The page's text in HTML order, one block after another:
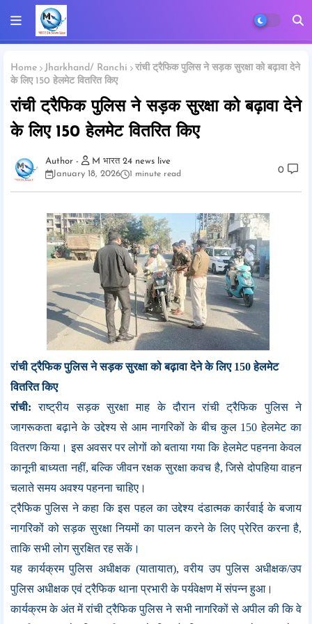
Home Jharkhand/ Ranchi
रांची ट्रैफिक पुलिस ने सड़क सुरक्षा को बढ़ावा देने
के लिए 150 हेलमेट वितरित किए
रांची ट्रैफिक पुलिस ने सड़क सुरक्षा को बढ़ावा देने
के लिए 150 हेलमेट वितरित किए
M भारत 24 news live
January 18, 2026
1 minute read 0
रांची ट्रैफिक पुलिस ने सड़क सुरक्षा को बढ़ावा देने के लिए 150 हेलमेट
वितरित किए
रांची: राष्ट्रीय सड़क सुरक्षा माह के दौरान रांची ट्रैफिक पुलिस ने
जागरूकता बढ़ाने के उद्देश्य से आम नागरिकों के बीच कुल 150 हेलमेट का
वितरण किया। इस अवसर पर लोगों को बताया गया कि हेलमेट पहनना केवल
कानूनी बाध्यता नहीं, बल्कि जीवन रक्षक सुरक्षा कवच है, जिसे दोपहिया वाहन
चलाते समय अवश्य पहनना चाहिए।
ट्रैफिक पुलिस ने कहा कि इस पहल का उद्देश्य दंडात्मक कार्रवाई के बजाय
नागरिकों को सड़क सुरक्षा नियमों का पालन करने के लिए प्रेरित करना है,
ताकि सभी लोग सुरक्षित रह सकें।
यह कार्यक्रम पुलिस अधीक्षक (यातायात), वरीय उप पुलिस अधीक्षक/उप
पुलिस अधीक्षक एवं ट्रैफिक थाना प्रभारी के पर्यवेक्षण में संपन्न हुआ।
कार्यक्रम के अंत में रांची ट्रैफिक पुलिस ने सभी नागरिकों से अपील की कि वे